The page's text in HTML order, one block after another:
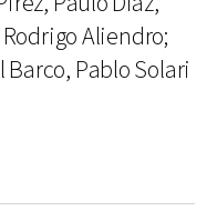
Aliendro;
Pablo Solari